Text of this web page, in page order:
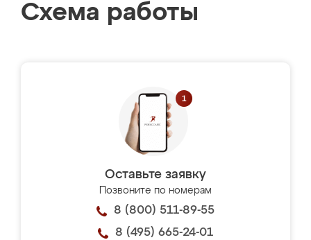
Схема работы
Оставьте заявку
Позвоните по номерам
8 (800) 511-89-55
8 (495) 665-24-01